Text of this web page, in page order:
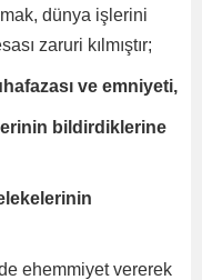
dünya işlerini
zaruri kılmıştır;
ve emniyeti,
bildirdiklerine
ehemmiyet vererek